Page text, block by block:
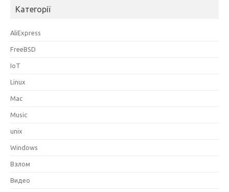
Категорії
AliExpress
FreeBSD
IoT
Linux
Mac
Music
unix
Windows
Взлом
Видео